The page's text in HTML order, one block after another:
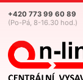
+420 773 99 60 89
(Po-Pá, 8-16.30 hod.)